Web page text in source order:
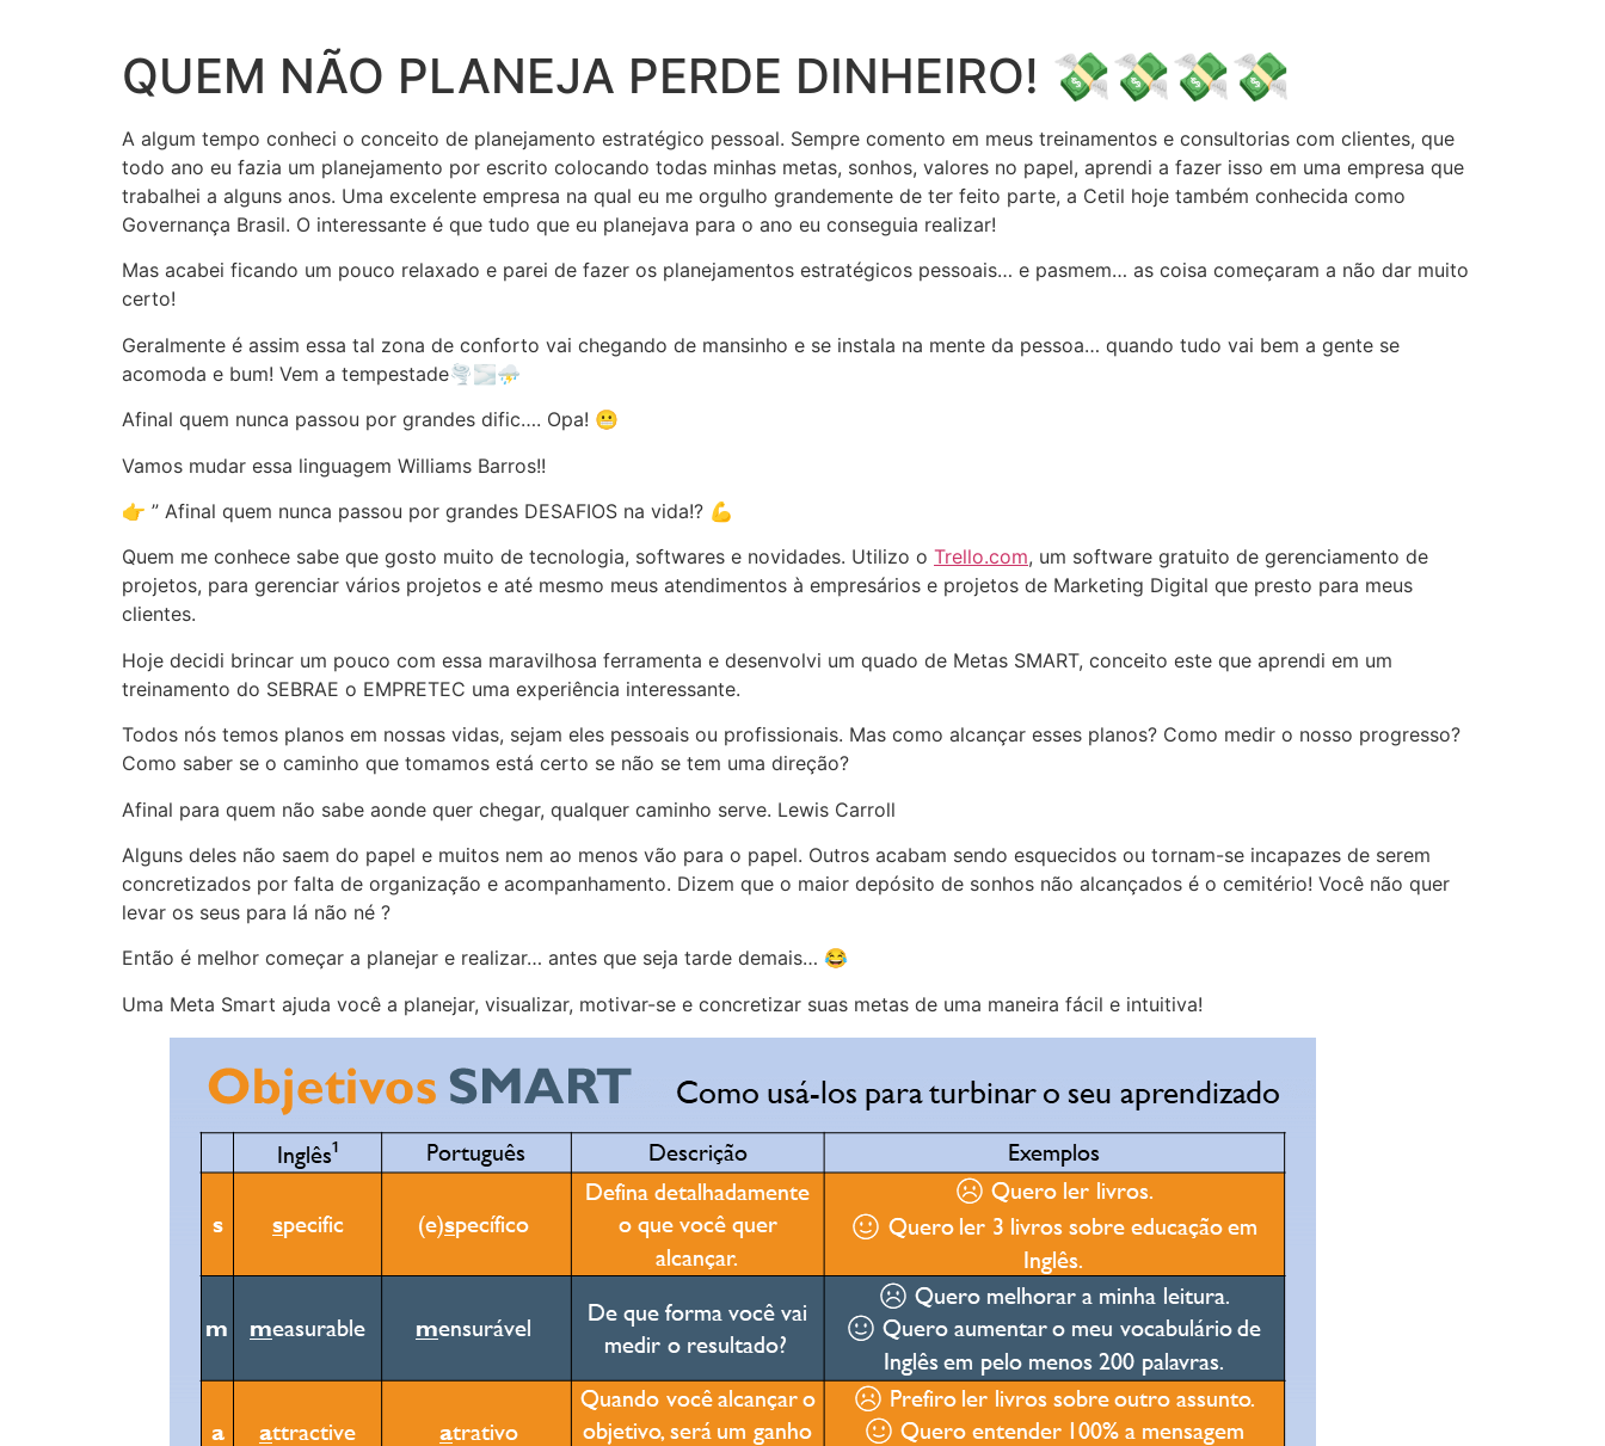
QUEM NÃO PLANEJA PERDE DINHEIRO! 💸💸💸💸
A algum tempo conheci o conceito de planejamento estratégico pessoal. Sempre comento em meus treinamentos e consultorias com clientes, que
todo ano eu fazia um planejamento por escrito colocando todas minhas metas, sonhos, valores no papel, aprendi a fazer isso em uma empresa que
trabalhei a alguns anos. Uma excelente empresa na qual eu me orgulho grandemente de ter feito parte, a Cetil hoje também conhecida como
Governança Brasil. O interessante é que tudo que eu planejava para o ano eu conseguia realizar!
Mas acabei ficando um pouco relaxado e parei de fazer os planejamentos estratégicos pessoais… e pasmem… as coisa começaram a não dar muito
certo!
Geralmente é assim essa tal zona de conforto vai chegando de mansinho e se instala na mente da pessoa… quando tudo vai bem a gente se
acomoda e bum! Vem a tempestade🌪️🌫️⛈️
Afinal quem nunca passou por grandes dific…. Opa! 😬
Vamos mudar essa linguagem Williams Barros!!
👉 ” Afinal quem nunca passou por grandes DESAFIOS na vida!? 💪
Quem me conhece sabe que gosto muito de tecnologia, softwares e novidades. Utilizo o Trello.com, um software gratuito de gerenciamento de
projetos, para gerenciar vários projetos e até mesmo meus atendimentos à empresários e projetos de Marketing Digital que presto para meus
clientes.
Hoje decidi brincar um pouco com essa maravilhosa ferramenta e desenvolvi um quado de Metas SMART, conceito este que aprendi em um
treinamento do SEBRAE o EMPRETEC uma experiência interessante.
Todos nós temos planos em nossas vidas, sejam eles pessoais ou profissionais. Mas como alcançar esses planos? Como medir o nosso progresso?
Como saber se o caminho que tomamos está certo se não se tem uma direção?
Afinal para quem não sabe aonde quer chegar, qualquer caminho serve. Lewis Carroll
Alguns deles não saem do papel e muitos nem ao menos vão para o papel. Outros acabam sendo esquecidos ou tornam-se incapazes de serem
concretizados por falta de organização e acompanhamento. Dizem que o maior depósito de sonhos não alcançados é o cemitério! Você não quer
levar os seus para lá não né ?
Então é melhor começar a planejar e realizar… antes que seja tarde demais… 😂
Uma Meta Smart ajuda você a planejar, visualizar, motivar-se e concretizar suas metas de uma maneira fácil e intuitiva!